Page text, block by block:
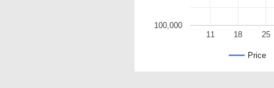
Price
11 18 25
100,000